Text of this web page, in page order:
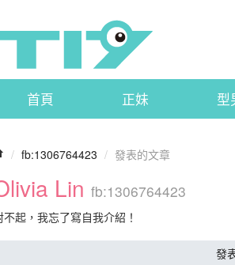
首頁 正妹 型
/ fb:1306764423 / 發表的文章
Lin fb:1306764423
不起，我忘了寫自我介紹！
發